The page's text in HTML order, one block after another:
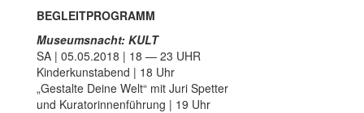
BEGLEITPROGRAMM
Museumsnacht: KULT
SA | 05.05.2018 | 18 — 23 UHR
Kinderkunstabend | 18 Uhr
„Gestalte Deine Welt“ mit Juri Spetter
und Kuratorinnenführung | 19 Uhr